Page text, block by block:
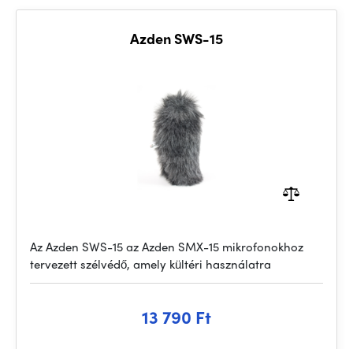
Azden SWS-15
Az Azden SWS-15 az Azden SMX-15 mikrofonokhoz
tervezett szélvédő, amely kültéri használatra
13 790 Ft